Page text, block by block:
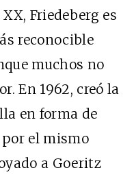
Friedeberg es
reconocible
muchos no
En 1962, creó la
en forma de
por el mismo
a Goeritz